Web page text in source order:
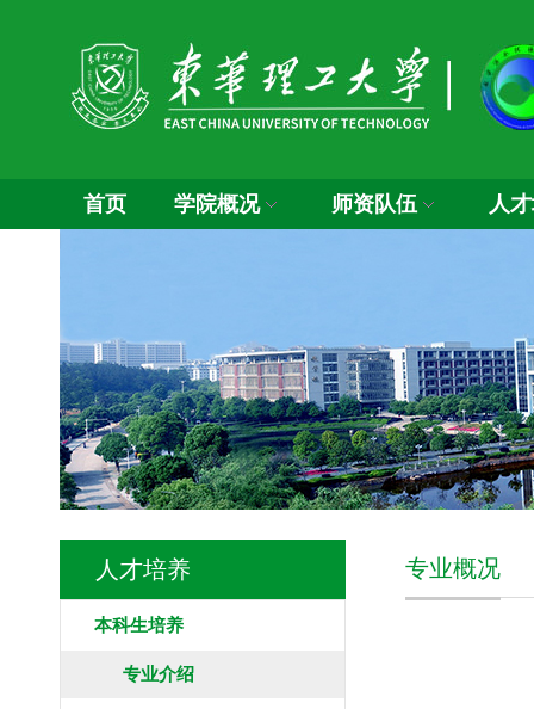
首页 学院概况 师资队伍 人
人才培养
本科生培养
专业介绍
专业概况